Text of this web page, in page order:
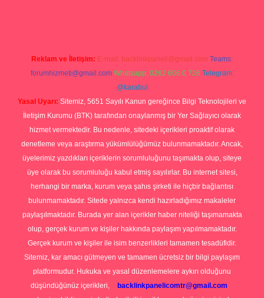
Reklam ve İletişim: E-mail: backlinkpaneli@gmail.com Teams:
forumhizmeti@gmail.com Whatsapp: 0262 606 0 726 Telegram:
@karabul
Yasal Uyarı: Sitemiz, 5651 Sayılı Kanun gereğince Bilgi Teknolojileri ve
İletişim Kurumu (BTK) tarafından onaylanmış bir Yer Sağlayıcı olarak
hizmet vermektedir. Bu nedenle, sitedeki içerikleri proaktif olarak
denetleme veya araştırma yükümlülüğümüz bulunmamaktadır. Ancak,
üyelerimiz yazdıkları içeriklerin sorumluluğunu taşımakta olup, siteye
üye olarak bu sorumluluğu kabul etmiş sayılırlar. Bu internet sitesi,
herhangi bir marka, kurum veya şahıs şirketi ile hiçbir bağlantısı
bulunmamaktadır. Sitede yalnızca kendi hazırladığımız makaleler
paylaşılmaktadır. Burada yer alan içerikler haber niteliği taşımamakta
olup, gerçek kurum ve kişiler hakkında paylaşım yapılmamaktadır.
Gerçek kurum ve kişiler ile isim benzerlikleri tamamen tesadüfidir.
Sitemiz, kar amacı gütmeyen ve tamamen ücretsiz bir bilgi paylaşım
platformudur. Hukuka ve yasal düzenlemelere aykırı olduğunu
düşündüğünüz içerikleri,
backlinkpanelicomtr@gmail.com